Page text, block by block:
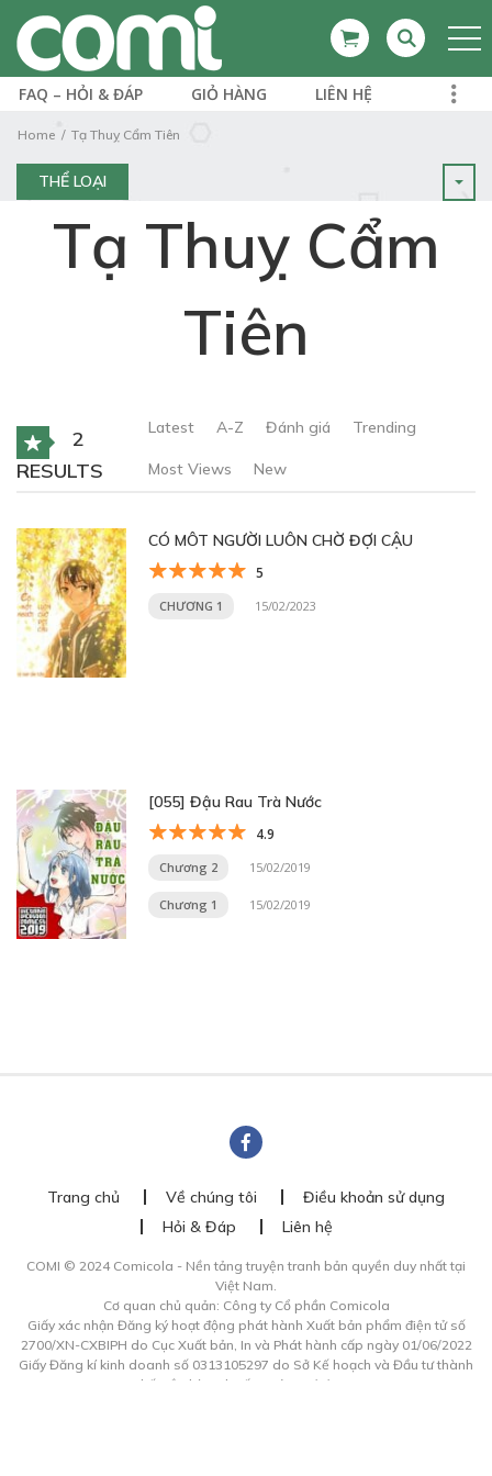
FAQ – HỎI & ĐÁP GIỎ HÀNG LIÊN HỆ
Home Tạ Thuỵ Cẩm Tiên
THỂ LOẠI
Tạ Thuỵ Cẩm
Tiên
2
RESULTS
Latest A-Z Đánh giá Trending
Most Views New
CÓ MÔT NGƯỜI LUÔN CHỜ ĐỢI CẬU
5
CHƯƠNG 1 15/02/2023
[055] Đậu Rau Trà Nước
4.9
Chương 2 15/02/2019
Chương 1 15/02/2019
Trang chủ Về chúng tôi
Điều khoản sử dụng
Hỏi & Đáp
Liên hệ
COMI © 2024 Comicola - Nền tảng truyện tranh bản quyền duy nhất tại
Việt Nam.
Cơ quan chủ quản: Công ty Cổ phần Comicola
Giấy xác nhận Đăng ký hoạt động phát hành Xuất bản phẩm điện tử số
2700/XN-CXBIPH do Cục Xuất bản, In và Phát hành cấp ngày 01/06/2022
Giấy Đăng kí kinh doanh số 0313105297 do Sở Kế hoạch và Đầu tư thành
phố Hồ Chí Minh cấp ngày 21/1/2015